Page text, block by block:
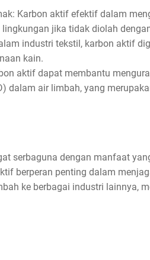
Karbon aktif efektif dalam
jika tidak diolah
industri tekstil, karbon aktif
kain.
aktif dapat membantu
dalam air limbah, yang
serbaguna dengan manfaat
berperan penting dalam
ke berbagai industri lainnya,